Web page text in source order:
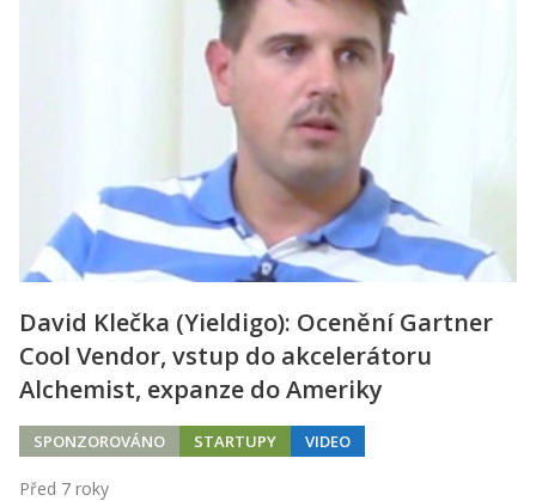
David Klečka (Yieldigo): Ocenění Gartner
Cool Vendor, vstup do akcelerátoru
Alchemist, expanze do Ameriky
SPONZOROVÁNO STARTUPY VIDEO
Před 7 roky